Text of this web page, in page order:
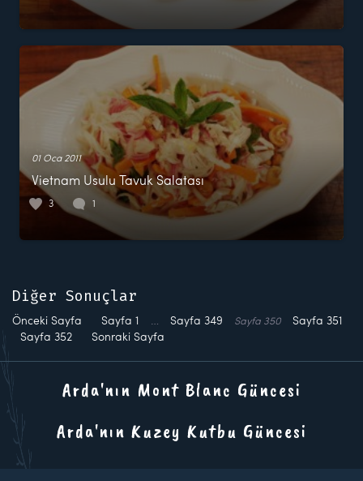
01 Oca 2011
Vietnam Usulu Tavuk Salatası
3 1
Diğer Sonuçlar
Önceki Sayfa Sayfa 1 … Sayfa 349 Sayfa 350 Sayfa 351
Sayfa 352 Sonraki Sayfa
Arda'nın Mont Blanc Güncesi
Arda'nın Kuzey Kutbu Güncesi